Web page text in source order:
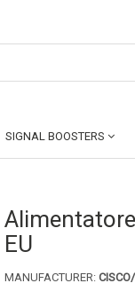
SIGNAL BOOSTERS
EU
MANUFACTURER: